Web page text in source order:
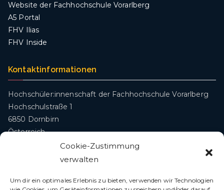
Cookie-Zustimmung
verwalten
Um dir ein optimales Erlebnis zu bieten, verwenden wir Technologien
Website der Fachhochschule Vorarlberg
A5 Portal
FHV Ilias
FHV Inside
Kontaktinformationen
Hochschüler:innenschaft der Fachhochschule Vorarlberg
Hochschulstraße 1
6850 Dornbirn
Österreich